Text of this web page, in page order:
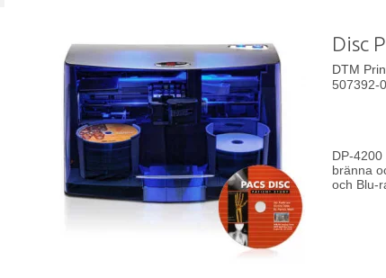
Disc
DTM
507392-0
DP-
bränna
och Blu-